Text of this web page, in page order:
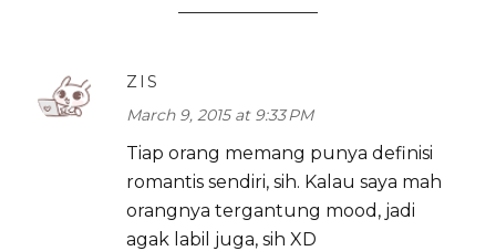
ZIS
March 9, 2015 at 9:33 PM
Tiap orang memang punya definisi
romantis sendiri, sih. Kalau saya mah
orangnya tergantung mood, jadi
agak labil juga, sih XD